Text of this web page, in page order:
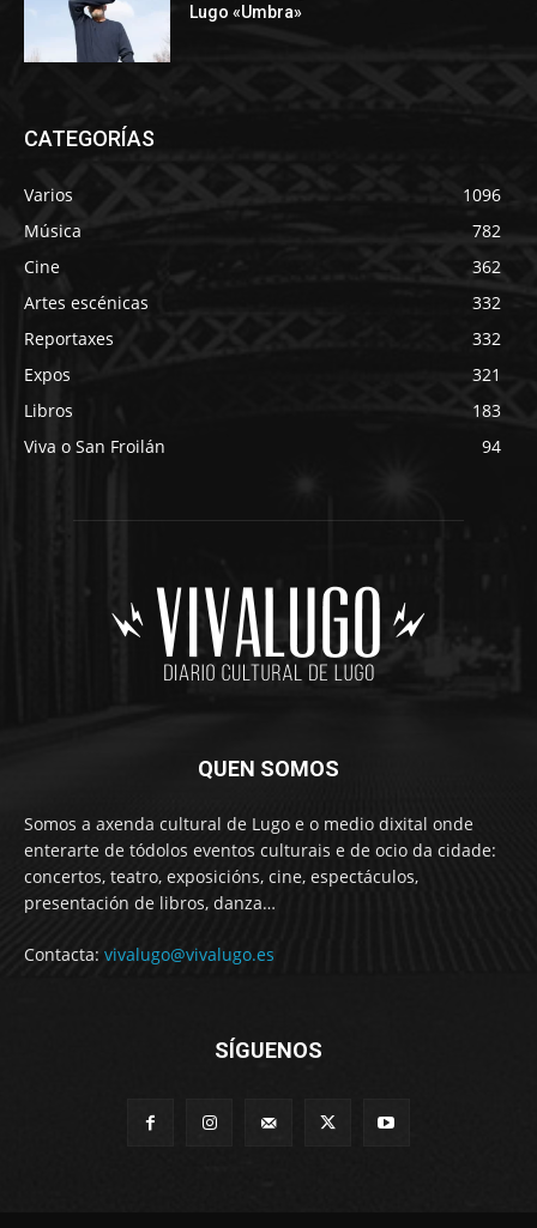
Lugo «Umbra»
CATEGORÍAS
Varios
1096
Música
782
Cine
362
Artes escénicas
332
Reportaxes
332
Expos
321
Libros
183
Viva o San Froilán
94
QUEN SOMOS
Somos a axenda cultural de Lugo e o medio dixital onde
enterarte de tódolos eventos culturais e de ocio da cidade:
concertos, teatro, exposicións, cine, espectáculos,
presentación de libros, danza…
Contacta: vivalugo@vivalugo.es
SÍGUENOS